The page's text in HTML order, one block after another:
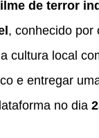
de terror
, conhecido por
cultura local
e entregar
no dia